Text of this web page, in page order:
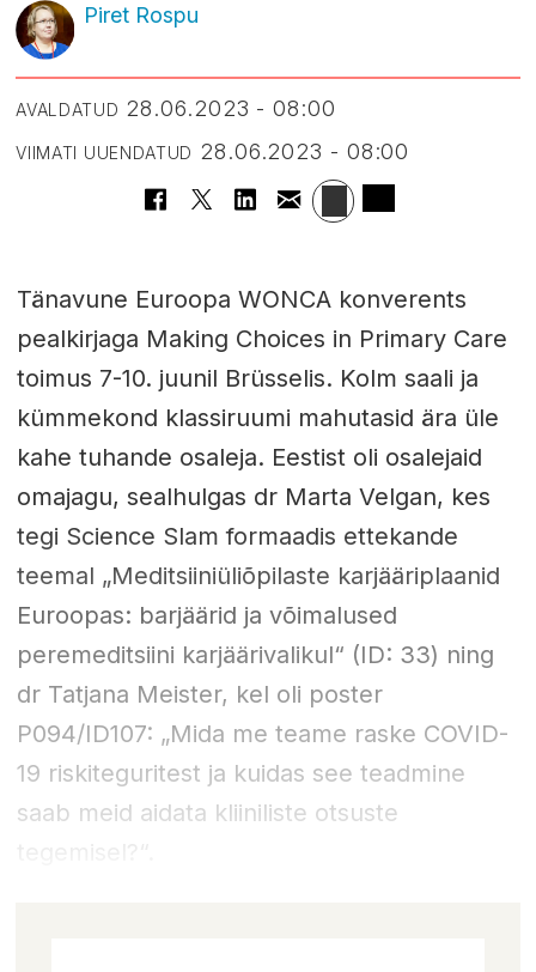
Piret Rospu
AVALDATUD 28.06.2023 - 08:00
VIIMATI UUENDATUD 28.06.2023 - 08:00
Tänavune Euroopa WONCA konverents
pealkirjaga Making Choices in Primary Care
toimus 7-10. juunil Brüsselis. Kolm saali ja
kümmekond klassiruumi mahutasid ära üle
kahe tuhande osaleja. Eestist oli osalejaid
omajagu, sealhulgas dr Marta Velgan, kes
tegi Science Slam formaadis ettekande
teemal „Meditsiiniüliõpilaste karjääriplaanid
Euroopas: barjäärid ja võimalused
peremeditsiini karjäärivalikul“ (ID: 33) ning
dr Tatjana Meister, kel oli poster
P094/ID107: „Mida me teame raske COVID-
19 riskiteguritest ja kuidas see teadmine
saab meid aidata kliiniliste otsuste